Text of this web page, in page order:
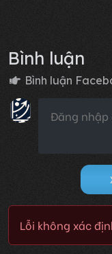
Bình luận
Bình luận
Lỗi không xác